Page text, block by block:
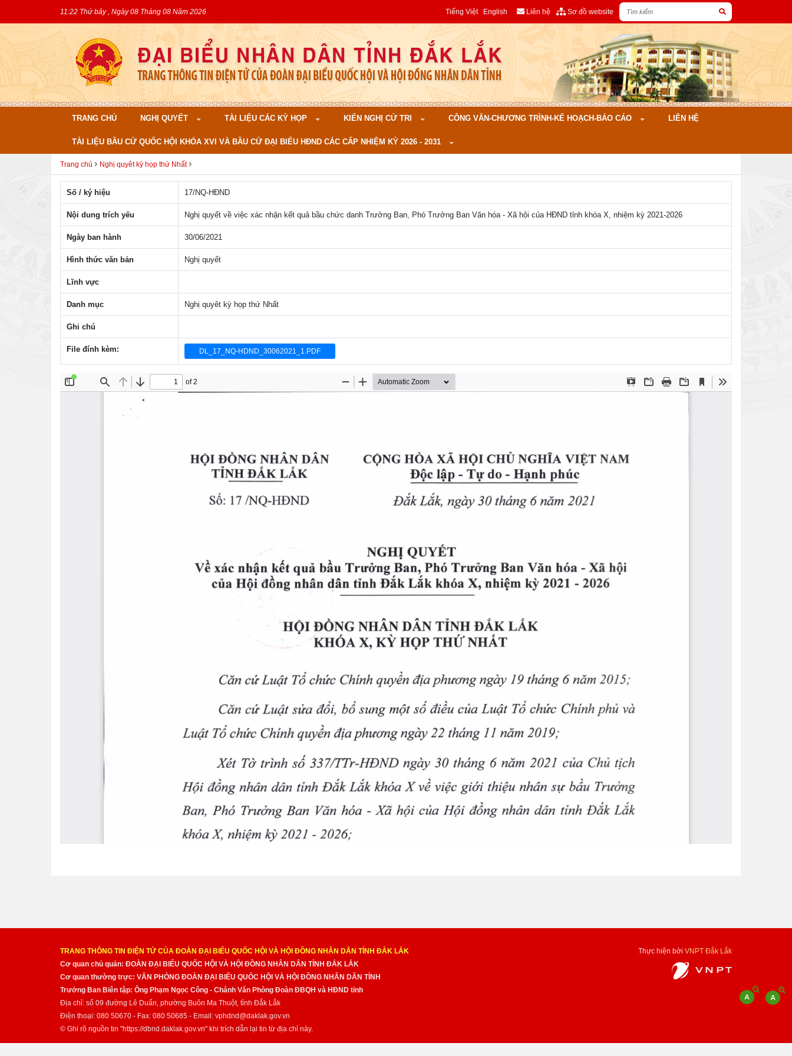
11:22 Thứ bảy , Ngày 08 Tháng 08 Năm 2026 Tiếng Việt English Liên hệ Sơ đồ website
TRANG CHỦ NGHỊ QUYẾT TÀI LIỆU CÁC KỲ HỌP KIẾN NGHỊ CỬ TRI CÔNG VĂN-CHƯƠNG TRÌNH-KẾ HOẠCH-BÁO CÁO LIÊN HỆ
TÀI LIỆU BẦU CỬ QUỐC HỘI KHÓA XVI VÀ BẦU CỬ ĐẠI BIỂU HĐND CÁC CẤP NHIỆM KỲ 2026 - 2031
Trang chủ Nghị quyêt kỳ họp thứ Nhất
Số / ký hiệu 17/NQ-HÐND
Nội dung trích yếu Nghị quyết về việc xác nhận kết quả bầu chức danh Trưởng Ban, Phó Trưởng Ban Văn hóa - Xã hội của HĐND tỉnh khóa X, nhiệm kỳ 2021-2026
Ngày ban hành 30/06/2021
Hình thức văn bản Nghị quyết
Lĩnh vực
Danh mục Nghị quyêt kỳ họp thứ Nhất
Ghi chú
File đính kèm: DL_17_NQ-HDND_30062021_1.PDF
TRANG THÔNG TIN ĐIỆN TỬ CỦA ĐOÀN ĐẠI BIỂU QUỐC HỘI VÀ HỘI ĐỒNG NHÂN DÂN TỈNH ĐẮK LẮK
Cơ quan chủ quản: ĐOÀN ĐẠI BIỂU QUỐC HỘI VÀ HỘI ĐỒNG NHÂN DÂN TỈNH ĐẮK LẮK
Cơ quan thường trực: VĂN PHÒNG ĐOÀN ĐẠI BIỂU QUỐC HỘI VÀ HỘI ĐỒNG NHÂN DÂN TỈNH
Trưởng Ban Biên tập: Ông Phạm Ngọc Công - Chánh Văn Phòng Đoàn ĐBQH và HĐND tỉnh
Địa chỉ: số 09 đường Lê Duẩn, phường Buôn Ma Thuột, tỉnh Đắk Lắk
Điện thoại: 080 50670 - Fax: 080 50685 - Email: vphdnd@daklak.gov.vn
© Ghi rõ nguồn tin "https://dbnd.daklak.gov.vn" khi trích dẫn lại tin từ địa chỉ này.
Thực hiện bởi VNPT Đắk Lắk